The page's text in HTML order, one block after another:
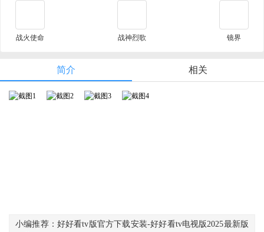
战火使命 战神烈歌 镜界
简介 相关
小编推荐：好好看tv版官方下载安装-好好看tv电视版2025最新版